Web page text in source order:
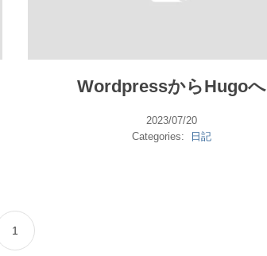
WordpressからHugoへ
2023/07/20
Categories:
日記
1